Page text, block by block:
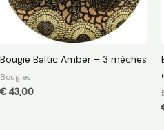
Bougie Baltic Amber – 3 mèches
Bougies
€ 43,00